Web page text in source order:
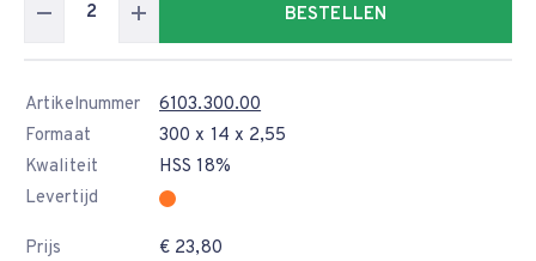
BESTELLEN
Artikelnummer
6103.300.00
Formaat
300 x 14 x 2,55
Kwaliteit
HSS 18%
Levertijd
Prijs
€ 23,80